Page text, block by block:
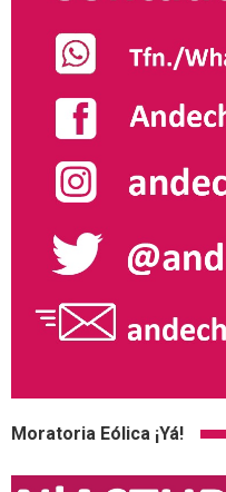
Moratoria Eólica ¡Yá!